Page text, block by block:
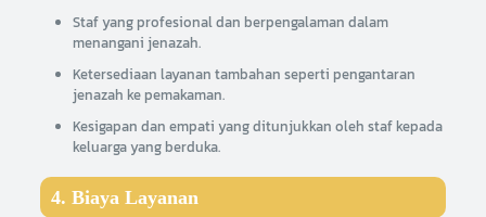
Staf yang profesional dan berpengalaman dalam
menangani jenazah.
Ketersediaan layanan tambahan seperti pengantaran
jenazah ke pemakaman.
Kesigapan dan empati yang ditunjukkan oleh staf kepada
keluarga yang berduka.
4. Biaya Layanan